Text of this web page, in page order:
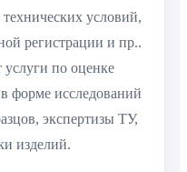
условий,
регистрации и пр..
по оценке
форме исследований
экспертизы ТУ,
изделий.